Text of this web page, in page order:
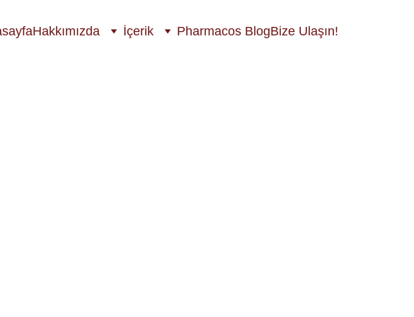
Hakkımızda İçerik Pharmacos BlogBize Ulaşın!